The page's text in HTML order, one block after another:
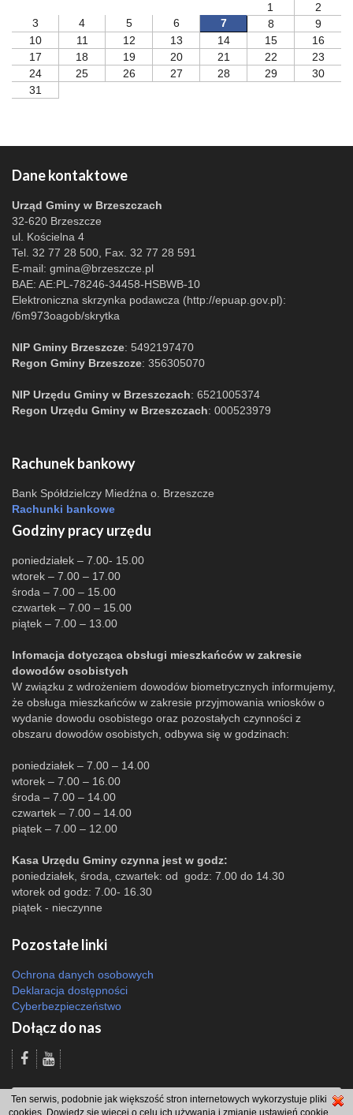
1
2
3
4 5 6 7 8
9
10
11 12 13 14 15
16
17
18 19 20 21 22
23
24
25 26 27 28 29
30
31
Dane kontaktowe
Urząd Gminy w Brzeszczach
32-620 Brzeszcze
ul. Kościelna 4
Tel. 32 77 28 500, Fax. 32 77 28 591
E-mail: gmina@brzeszcze.pl
BAE: AE:PL-78246-34458-HSBWB-10
Elektroniczna skrzynka podawcza (http://epuap.gov.pl):
/6m973oagob/skrytka
NIP Gminy Brzeszcze: 5492197470
Regon Gminy Brzeszcze: 356305070
NIP Urzędu Gminy w Brzeszczach: 6521005374
Regon Urzędu Gminy w Brzeszczach: 000523979
Rachunek bankowy
Bank Spółdzielczy Miedźna o. Brzeszcze
Rachunki bankowe
Godziny pracy urzędu
poniedziałek – 7.00- 15.00
wtorek – 7.00 – 17.00
środa – 7.00 – 15.00
czwartek – 7.00 – 15.00
piątek – 7.00 – 13.00
Infomacja dotycząca obsługi mieszkańców w zakresie
dowodów osobistych
W związku z wdrożeniem dowodów biometrycznych informujemy,
że obsługa mieszkańców w zakresie przyjmowania wniosków o
wydanie dowodu osobistego oraz pozostałych czynności z
obszaru dowodów osobistych, odbywa się w godzinach:
poniedziałek – 7.00 – 14.00
wtorek – 7.00 – 16.00
środa – 7.00 – 14.00
czwartek – 7.00 – 14.00
piątek – 7.00 – 12.00
Kasa Urzędu Gminy czynna jest w godz:
poniedziałek, środa, czwartek: od godz: 7.00 do 14.30
wtorek od godz: 7.00- 16.30
piątek - nieczynne
Pozostałe linki
Ochrona danych osobowych
Deklaracja dostępności
Cyberbezpieczeństwo
Dołącz do nas
Odsłon: 2068 | |Polityka bezpieczeństwa i polityka cookies|Redakcja|2007
- 2026 © Gmina Brzeszcze
Ten serwis, podobnie jak większość stron internetowych wykorzystuje pliki
cookies. Dowiedz się więcej o celu ich używania i zmianie ustawień cookie